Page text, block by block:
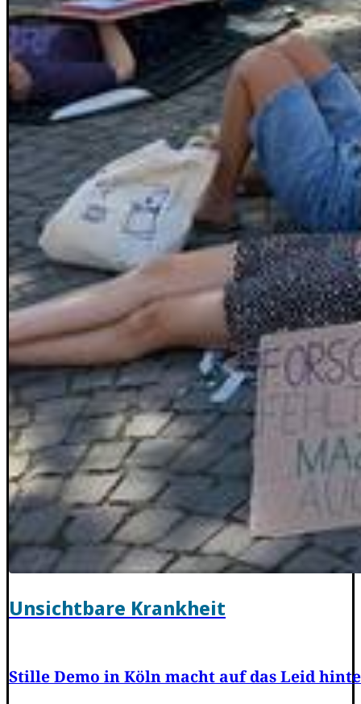
Unsichtbare Krankheit
Stille Demo in Köln macht auf das Leid